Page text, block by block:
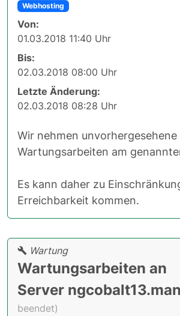
Webhosting
Von:
01.03.2018 11:40 Uhr
Bis:
02.03.2018 08:00 Uhr
Letzte Änderung:
02.03.2018 08:28 Uhr
Wir nehmen unvorhergesehene
Wartungsarbeiten am
Es kann daher zu
Erreichbarkeit kommen.
Wartung
Wartungsarbeiten an
Server
beendet)